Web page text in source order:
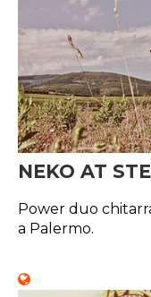
NEKO AT
Power duo
a Palermo.